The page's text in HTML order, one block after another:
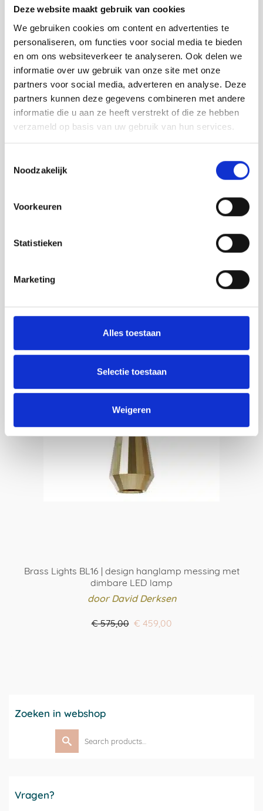
Deze website maakt gebruik van cookies
We gebruiken cookies om content en advertenties te
personaliseren, om functies voor social media te bieden
en om ons websiteverkeer te analyseren. Ook delen we
informatie over uw gebruik van onze site met onze
partners voor social media, adverteren en analyse. Deze
partners kunnen deze gegevens combineren met andere
informatie die u aan ze heeft verstrekt of die ze hebben
verzameld op basis van uw gebruik van hun services.
Noodzakelijk
Voorkeuren
Statistieken
Marketing
Alles toestaan
Selectie toestaan
Weigeren
meerdere
Deze
optie
kan
gekozen
worden
op
de
productpagina
Brass Lights BL16 | design hanglamp messing met
dimbare LED lamp
door David Derksen
€575,00 Oorspronkelijke
€ 459,00Huidige
Zoeken in webshop
Search
for:
Vragen?